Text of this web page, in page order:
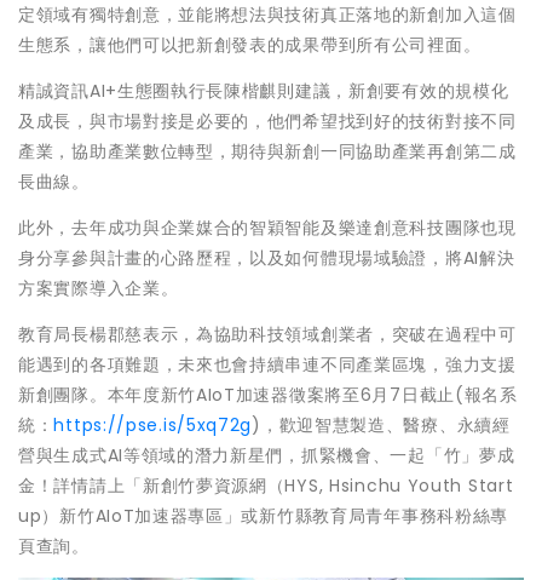
定領域有獨特創意，並能將想法與技術真正落地的新創加入這個
生態系，讓他們可以把新創發表的成果帶到所有公司裡面。
精誠資訊AI+生態圈執行長陳楷麒則建議，新創要有效的規模化
及成長，與市場對接是必要的，他們希望找到好的技術對接不同
產業，協助產業數位轉型，期待與新創一同協助產業再創第二成
長曲線。
此外，去年成功與企業媒合的智穎智能及樂達創意科技團隊也現
身分享參與計畫的心路歷程，以及如何體現場域驗證，將AI解決
方案實際導入企業。
教育局長楊郡慈表示，為協助科技領域創業者，突破在過程中可
能遇到的各項難題，未來也會持續串連不同產業區塊，強力支援
新創團隊。本年度新竹AIoT加速器徵案將至6月7日截止(報名系
統：https://pse.is/5xq72g)，歡迎智慧製造、醫療、永續經
營與生成式AI等領域的潛力新星們，抓緊機會、一起「竹」夢成
金！詳情請上「新創竹夢資源網（HYS, Hsinchu Youth Start
up）新竹AIoT加速器專區」或新竹縣教育局青年事務科粉絲專
頁查詢。